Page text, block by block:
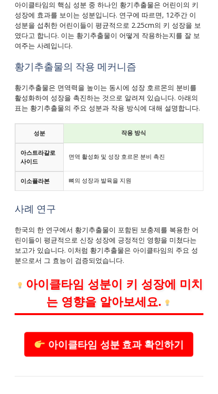
아이클타임의 핵심 성분 중 하나인 황기추출물은 어린이의 키
성장에 효과를 보이는 성분입니다. 연구에 따르면, 12주간 이
성분을 섭취한 어린이들이 평균적으로 2.25cm의 키 성장을 보
였다고 합니다. 이는 황기추출물이 어떻게 작용하는지를 잘 보
여주는 사례입니다.
황기추출물의 작용 메커니즘
황기추출물은 면역력을 높이는 동시에 성장 호르몬의 분비를
활성화하여 성장을 촉진하는 것으로 알려져 있습니다. 아래의
표는 황기추출물의 주요 성분과 작용 방식에 대해 설명합니다.
성분 작용 방식
아스트라갈로
사이드
면역 활성화 및 성장 호르몬 분비 촉진
이소플라본 뼈의 성장과 발육을 지원
사례 연구
한국의 한 연구에서 황기추출물이 포함된 보충제를 복용한 어
린이들이 평균적으로 신장 성장에 긍정적인 영향을 미쳤다는
보고가 있습니다. 이처럼 황기추출물은 아이클타임의 주요 성
분으로서 그 효능이 검증되었습니다.
아이클타임 성분이 키 성장에 미치
는 영향을 알아보세요.
아이클타임 성분 효과 확인하기